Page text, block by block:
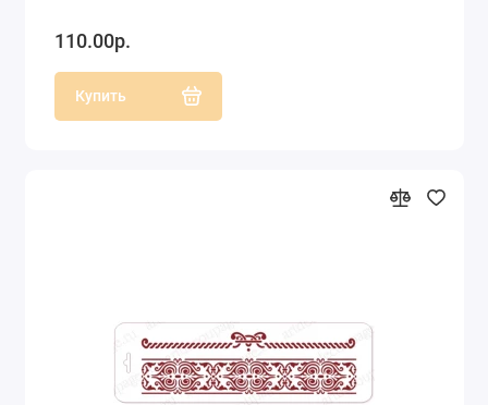
110.00р.
Купить